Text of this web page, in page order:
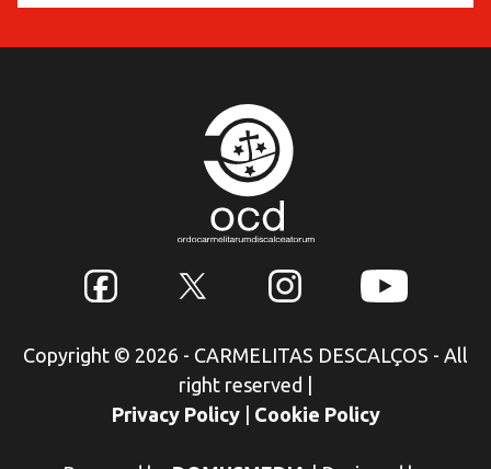
Copyright © 2026 - CARMELITAS DESCALÇOS - All
right reserved
Privacy Policy
Cookie Policy